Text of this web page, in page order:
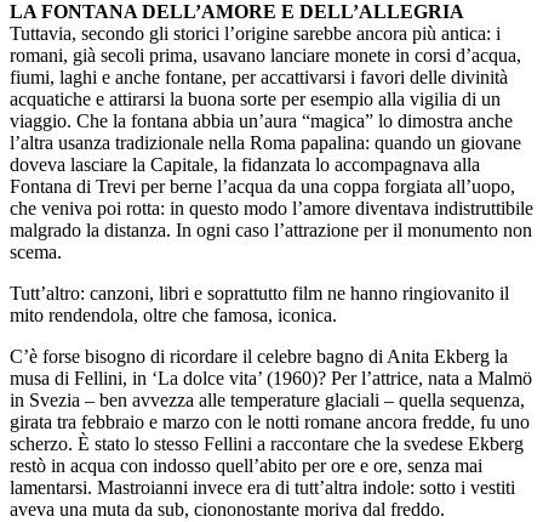
LA FONTANA DELL’AMORE E DELL’ALLEGRIA
Tuttavia, secondo gli storici l’origine sarebbe ancora più antica: i
romani, già secoli prima, usavano lanciare monete in corsi d’acqua,
fiumi, laghi e anche fontane, per accattivarsi i favori delle divinità
acquatiche e attirarsi la buona sorte per esempio alla vigilia di un
viaggio. Che la fontana abbia un’aura “magica” lo dimostra anche
l’altra usanza tradizionale nella Roma papalina: quando un giovane
doveva lasciare la Capitale, la fidanzata lo accompagnava alla
Fontana di Trevi per berne l’acqua da una coppa forgiata all’uopo,
che veniva poi rotta: in questo modo l’amore diventava indistruttibile
malgrado la distanza. In ogni caso l’attrazione per il monumento non
scema.
Tutt’altro: canzoni, libri e soprattutto film ne hanno ringiovanito il
mito rendendola, oltre che famosa, iconica.
C’è forse bisogno di ricordare il celebre bagno di Anita Ekberg la
musa di Fellini, in ‘La dolce vita’ (1960)? Per l’attrice, nata a Malmö
in Svezia – ben avvezza alle temperature glaciali – quella sequenza,
girata tra febbraio e marzo con le notti romane ancora fredde, fu uno
scherzo. È stato lo stesso Fellini a raccontare che la svedese Ekberg
restò in acqua con indosso quell’abito per ore e ore, senza mai
lamentarsi. Mastroianni invece era di tutt’altra indole: sotto i vestiti
aveva una muta da sub, ciononostante moriva dal freddo.